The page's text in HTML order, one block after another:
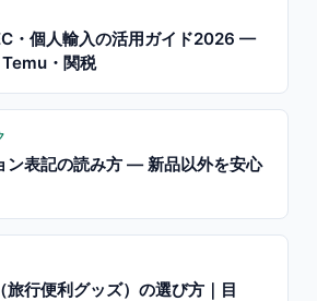
・個人輸入の活用ガイド2026 —
・関税
ン表記の読み方 — 新品以外を安心
旅行便利グッズ）の選び方｜目